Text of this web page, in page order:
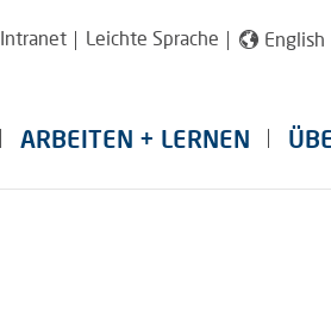
Intranet Leichte Sprache English
ARBEITEN + LERNEN